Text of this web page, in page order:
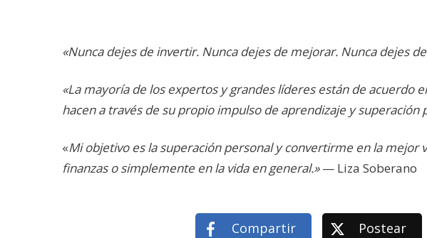
«Nunca dejes de invertir. Nunca dejes de mejorar. Nunca dejes
«La mayoría de los expertos y grandes líderes están de acuerdo
hacen a través de su propio impulso de aprendizaje y superación
«Mi objetivo es la superación personal y convertirme en la mejor
finanzas o simplemente en la vida en general.»— Liza Soberano
Compartir Postear